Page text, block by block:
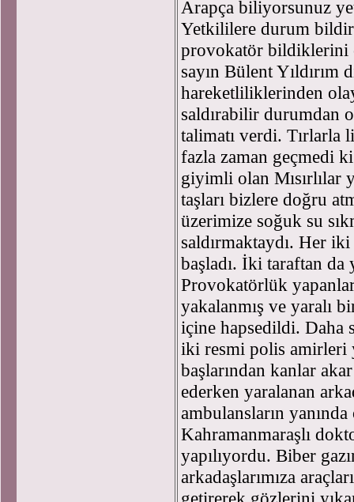
Arapça biliyorsunuz
Yetkililere durum
provokatör bildiklerini
sayın Bülent Yıldırım
hareketliliklerinden
saldırabilir durumdan o
talimatı verdi. Tırlarla
fazla zaman geçmedi
giyimli olan Mısırlılar
taşları bizlere doğru
üzerimize soğuk su
saldırmaktaydı. Her
başladı. İki taraftan da
Provokatörlük
yakalanmış ve yaralı
içine hapsedildi. Daha
iki resmi polis amirleri
başlarından kanlar
ederken yaralanan
ambulansların
Kahramanmaraşlı
yapılıyordu. Biber
arkadaşlarımıza